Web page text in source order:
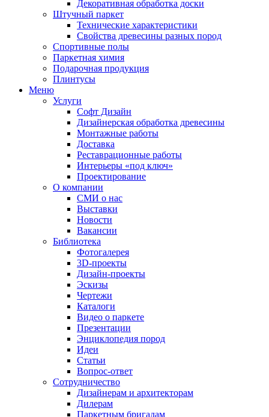
Декоративная обработка доски
Штучный паркет
Технические характеристики
Свойства древесины разных пород
Спортивные полы
Паркетная химия
Подарочная продукция
Плинтусы
Меню
Услуги
Софт Дизайн
Дизайнерская обработка древесины
Монтажные работы
Доставка
Реставрационные работы
Интерьеры «под ключ»
Проектирование
О компании
СМИ о нас
Выставки
Новости
Вакансии
Библиотека
Фотогалерея
3D-проекты
Дизайн-проекты
Эскизы
Чертежи
Каталоги
Видео о паркете
Презентации
Энциклопедия пород
Идеи
Статьи
Вопрос-ответ
Сотрудничество
Дизайнерам и архитекторам
Дилерам
Паркетным бригадам